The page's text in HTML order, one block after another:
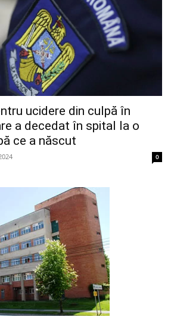
ucidere din culpă în
a decedat în spital la o
ce a născut
0